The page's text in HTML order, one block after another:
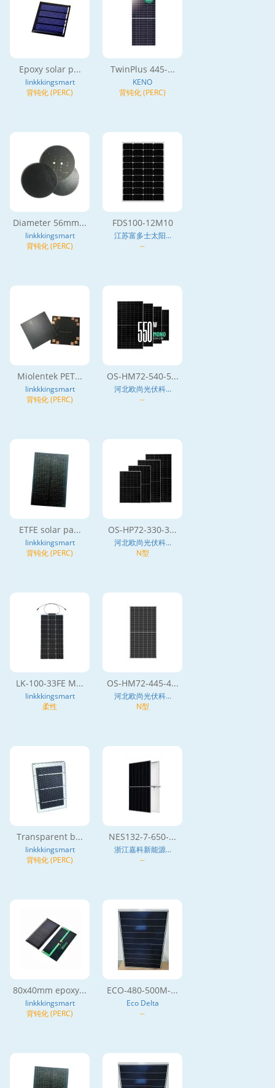
Epoxy solar p...
linkkkingsmart
背钝化 (PERC)
TwinPlus 445-...
KENO
背钝化 (PERC)
Diameter 56mm...
linkkkingsmart
背钝化 (PERC)
FDS100-12M10
江苏富多士太阳...
--
Miolentek PET...
linkkkingsmart
背钝化 (PERC)
OS-HM72-540-5...
河北欧尚光伏科...
--
ETFE solar pa...
linkkkingsmart
背钝化 (PERC)
OS-HP72-330-3...
河北欧尚光伏科...
N型
LK-100-33FE M...
linkkkingsmart
柔性
OS-HM72-445-4...
河北欧尚光伏科...
N型
Transparent b...
linkkkingsmart
背钝化 (PERC)
NES132-7-650-...
浙江嘉科新能源...
--
80x40mm epoxy...
linkkkingsmart
背钝化 (PERC)
ECO-480-500M-...
Eco Delta
--